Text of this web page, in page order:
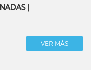
|
VER MÁS